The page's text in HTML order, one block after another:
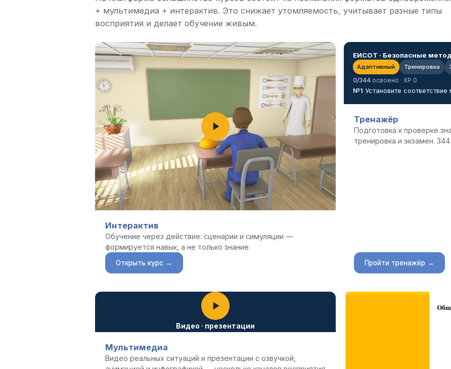
+ мультимедиа + интерактив. Это снижает утомляемость, учитывает разные типы
восприятия и делает обучение живым.
Интерактив
Обучение через действие: сценарии и симуляции —
формируется навык, а не только знание.
Открыть курс →
ЕИСОТ · Безопасные
Адаптивный Тренировка
0/344освоено · XP 0
№1 Установите
Тренажёр
Подготовка к проверке
тренировка и экзамен.
Пройти тренажёр →
Видео · презентации
Мультимедиа
Видео реальных ситуаций и презентации с озвучкой,